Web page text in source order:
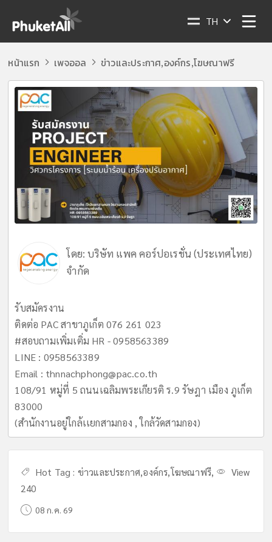
TH
หน้าแรก เพจออล ข่าวและประกาศ,องค์กร,โฆษณาฟรี
โดย:บริษัท แพค คอร์ปอเรชั่น (ประเทศไทย)
จำกัด
รับสมัครงาน
ติดต่อ PAC สาขาภูเก็ต 076 261 023
#สอบถามเพิ่มเติ่ม HR - 0958563389
LINE : 0958563389
Email : thnnachphong@pac.co.th
108/91 หมู่ที่ 5 ถนนเฉลิมพระเกียรติ ร.9 รัษฎา เมือง ภูเก็ต
83000
(สำนักงานอยู่ใกล้เเยกสามกอง , ใกล้วัดสามกอง)
Hot Tag : ข่าวและประกาศ,องค์กร,โฆษณาฟรี,
View
240
08 ก.ค. 69